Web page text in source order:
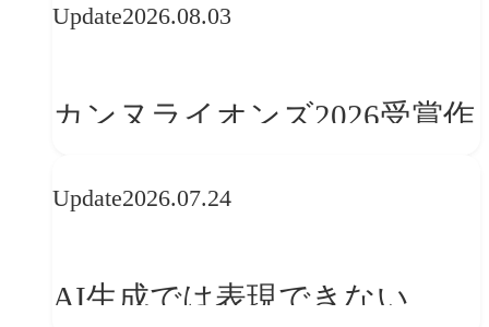
Update2026.08.03
カンヌライオンズ2026受賞作
──「優れたブランド体験」
か
Update2026.07.24
AI生成では表現できない